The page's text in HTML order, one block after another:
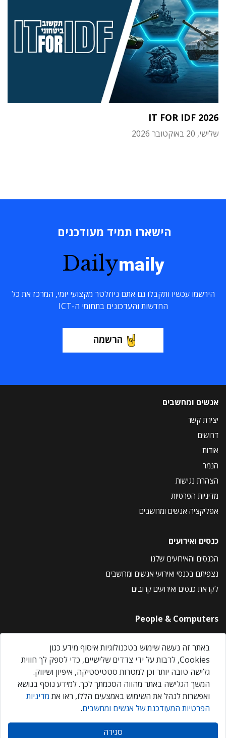
IT FOR IDF 2026
שלישי, 20 באוקטובר 2026
הישארו תמיד מעודכנים
Dailymaily
הירשמו עכשיו ותקבלו גם אתם ניוזלטר מקצועי יומי, המרכז את כל
החדשות והעדכונים בתחומי ה-ICT
הרשמה
אנשים ומחשבים
יצירת קשר
דרושים
אודות
הנמר
הצהרת נגישות
מדיניות הפרטיות
אפליקציה אנשים ומחשבים
כנסים ואירועים
הכנסים והאירועים שלנו
נצפיתם בכנסי ואירועי אנשים ומחשבים
לקראת כנסים ואירועים קרובים
People & Computers
About Us
Privacy Policy
Contact Us
Our Events
אנשים ומחשבים © 2026 – כל הזכויות שמורות
באתר זה נעשה שימוש בטכנולוגיות איסוף מידע כגון
Cookies, לרבות על ידי צדדים שלישיים, כדי לספק לך חווית
גלישה טובה יותר וכן למטרות סטטיסטיקה, איפיון ושיווק.
המשך הגלישה באתר מהווה הסכמתך לכך. למידע נוסף בנושא
ואפשרות לנהל את השימוש באמצעים הללו, ראו את מדיניות
הפרטיות המעודכנת של אנשים ומחשבים.
סגירה